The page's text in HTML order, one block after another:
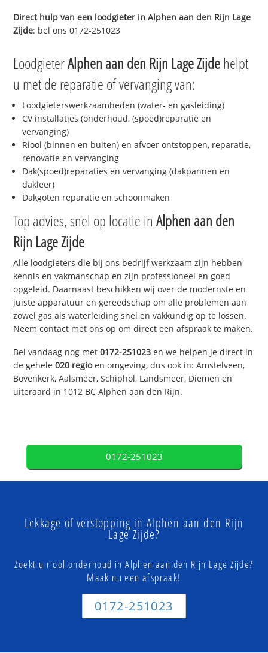
Direct hulp van een loodgieter inAlphen aan den Rijn Lage
Zijde: bel ons 0172-251023
LoodgieterAlphen aan den Rijn Lage Zijdehelpt
u met de reparatie of vervanging van:
Loodgieterswerkzaamheden (water- en gasleiding)
CV installaties (onderhoud, (spoed)reparatie en
vervanging)
Riool (binnen en buiten) en afvoer ontstoppen, reparatie,
renovatie en vervanging
Dak(spoed)reparaties en vervanging (dakpannen en
dakleer)
Dakgoten reparatie en schoonmaken
Top advies, snel op locatie inAlphen aan den
Rijn Lage Zijde
Alle loodgieters die bij ons bedrijf werkzaam zijn hebben
kennis en vakmanschap en zijn professioneel en goed
opgeleid. Daarnaast beschikken wij over de modernste en
juiste apparatuur en gereedschap om alle problemen aan
zowel gas als waterleiding snel en vakkundig op te lossen.
Neem contact met ons op om direct een afspraak te maken.
Bel vandaag nog met0172-251023 en we helpen je direct in
de gehele020 regioen omgeving, dus ook in: Amstelveen,
Bovenkerk, Aalsmeer, Schiphol, Landsmeer, Diemen en
uiteraard in 1012 BC Alphen aan den Rijn.
0172-251023
Lekkage of verstopping in Alphen aan den Rijn
Lage Zijde?
Zoekt u riool onderhoud in Alphen aan den Rijn Lage Zijde?
Maak nu een afspraak!
0172-251023